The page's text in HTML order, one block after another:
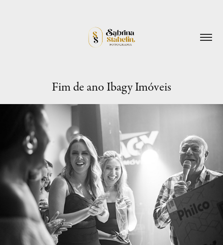
Fim de ano Ibagy Imóveis